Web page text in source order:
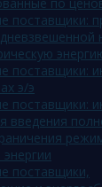
поставщики:
поставщики:
э/э
поставщики:
введения
поставщики,